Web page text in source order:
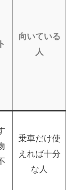
向いている
人
乗車だけ使
えれば十分
な人